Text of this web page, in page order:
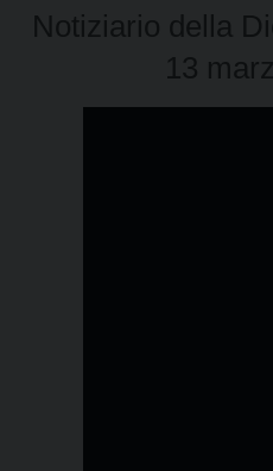
Notiziario della
13